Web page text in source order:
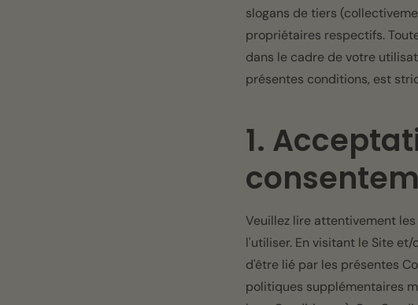
slogans de tiers
propriétaires respectifs.
dans le cadre de votre
présentes conditions, est
1.
Veuillez lire attentivement
l'utiliser. En visitant le Site
d'être lié par les présentes
politiques supplémentaires